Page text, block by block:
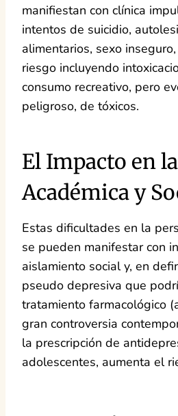
manifiestan con clínica
intentos de suicidio,
alimentarios, sexo
riesgo incluyendo
consumo recreativo, pero
peligroso, de tóxicos.
El Impacto en
Académica y
Estas dificultades en la
se pueden manifestar con
aislamiento social y, en
pseudo depresiva que
tratamiento farmacológico
gran controversia
la prescripción de
adolescentes, aumenta el